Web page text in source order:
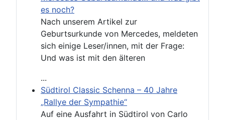
es noch?
Nach unserem Artikel zur
Geburtsurkunde von Mercedes, meldeten
sich einige Leser/innen, mit der Frage:
Und was ist mit den älteren
...
Südtirol Classic Schenna – 40 Jahre
„Rallye der Sympathie“
Auf eine Ausfahrt in Südtirol von Carlo